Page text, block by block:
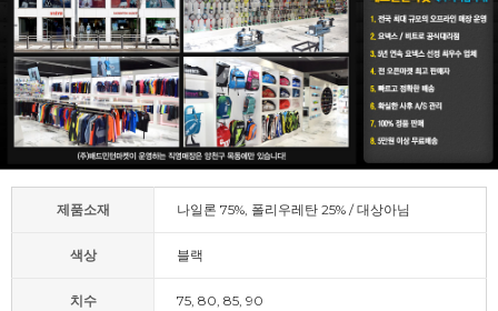
제품소재 나일론 75%, 폴리우레탄 25% / 대상아님
색상 블랙
치수 75, 80, 85, 90